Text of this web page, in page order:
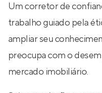
Um corretor de
trabalho guiado pela
ampliar seu
preocupa com o
mercado imobiliário.